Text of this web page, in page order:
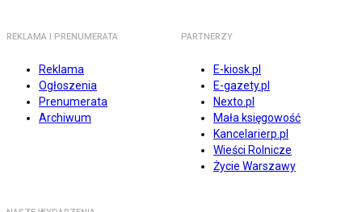
REKLAMA I PRENUMERATA
Reklama
Ogłoszenia
Prenumerata
Archiwum
PARTNERZY
E-kiosk.pl
E-gazety.pl
Nexto.pl
Mała księgowość
Kancelarierp.pl
Wieści Rolnicze
Życie Warszawy